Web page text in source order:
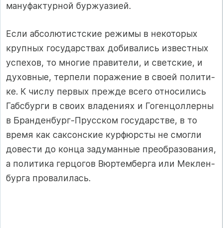
ма­ну­фак­тур­ной бур­жу­ази­ей.
Если аб­со­лю­тис­т­с­кие ре­жи­мы в не­ко­то­рых
круп­ных го­су­дар­с­т­вах до­би­ва­лись из­вес­т­ных
ус­пе­хов, то мно­гие пра­ви­те­ли, и свет­с­кие, и
ду­хов­ные, тер­пе­ли по­ра­же­ние в сво­ей по­ли­ти­
ке. К чис­лу пер­вых преж­де все­го от­но­си­лись
Габ­с­бур­ги в сво­их вла­де­ни­ях и Го­ген­цол­лер­ны
в Бран­ден­бург-Прус­ском го­су­дар­с­т­ве, в то
вре­мя как сак­сон­с­кие кур­фюр­с­ты не смог­ли
до­вес­ти до кон­ца за­ду­ман­ные пре­об­ра­зо­ва­ния,
а по­ли­ти­ка гер­цо­гов Вюр­тем­бер­га или Мек­лен­
бур­га про­ва­ли­лась.